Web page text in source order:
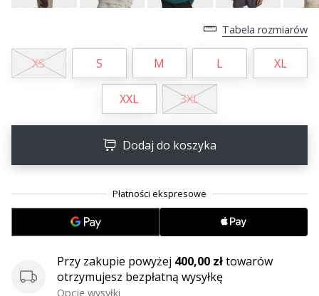
Tabela rozmiarów
XS S M L XL
XXL 3XL
Dodaj do koszyka
Przy zakupie powyżej 400,00 złtowarów
otrzymujesz bezpłatną wysyłkę
Opcje wysyłki